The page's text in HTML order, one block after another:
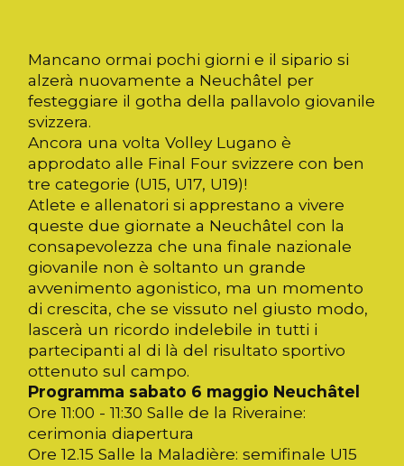
Mancano ormai pochi giorni e il sipario si
alzerà nuovamente a Neuchâtel per
festeggiare il gotha della pallavolo giovanile
svizzera.
Ancora una volta Volley Lugano è
approdato alle Final Four svizzere con ben
tre categorie (U15, U17, U19)!
Atlete e allenatori si apprestano a vivere
queste due giornate a Neuchâtel con la
consapevolezza che una finale nazionale
giovanile non è soltanto un grande
avvenimento agonistico, ma un momento
di crescita, che se vissuto nel giusto modo,
lascerà un ricordo indelebile in tutti i
partecipanti al di là del risultato sportivo
ottenuto sul campo.
Programma sabato 6 maggio Neuchâtel
Ore 11:00 - 11:30 Salle de la Riveraine:
cerimonia diapertura
Ore 12.15 Salle la Maladière: semifinale U15